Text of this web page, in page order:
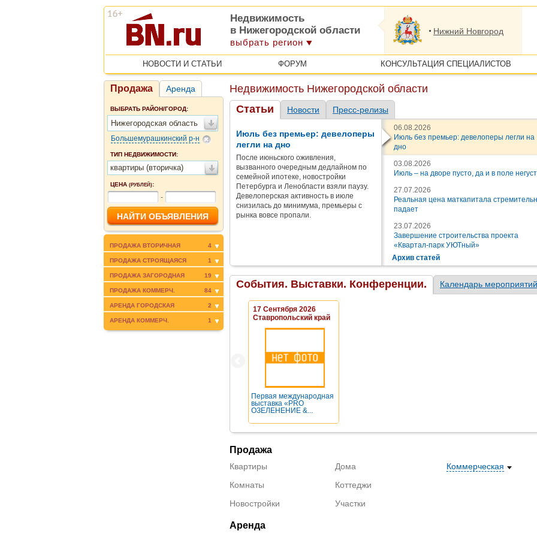
Недвижимость
в Нижегородской области
выбрать регион
Нижний Новгород
НОВОСТИ И СТАТЬИ ФОРУМ КОНСУЛЬТАЦИЯ СПЕЦИАЛИСТОВ
Продажа Аренда
ВЫБРАТЬ РАЙОН/ГОРОД:
Нижегородская область
Большемурашкинский р-н
ТИП НЕДВИЖИМОСТИ:
квартиры (вторичка)
ЦЕНА (РУБЛЕЙ):
-
ПРОДАЖА ВТОРИЧНАЯ 4
ПРОДАЖА СТРОЯЩАЯСЯ 1
ПРОДАЖА ЗАГОРОДНАЯ 19
ПРОДАЖА КОММЕРЧ. 84
АРЕНДА ГОРОДСКАЯ 2
АРЕНДА КОММЕРЧ. 1
Недвижимость Нижегородской области
Статьи
Новости Пресс-релизы
Июль без премьер: девелоперы
легли на дно
После июньского оживления,
вызванного очередным дедлайном по
семейной ипотеке, новостройки
Петербурга и Ленобласти взяли паузу.
Девелоперская активность в июле
снизилась до минимума, премьеры с
рынка вовсе пропали.
06.08.2026
Июль без премьер: девелоперы легли на
дно
03.08.2026
Июль – на дворе пусто, да и в поле
27.07.2026
Реальная цена маткапитала
падает
23.07.2026
Завершение строительства проекта
«Квартал-парк УЮТный»
Архив статей
События. Выставки. Конференции. Календарь мероприятий
17 Сентября 2026
Ставропольский край
Первая международная
выставка «PRO
ОЗЕЛЕНЕНИЕ &...
Продажа
Квартиры
Комнаты
Новостройки
Дома
Коттеджи
Участки
Коммерческая
Аренда